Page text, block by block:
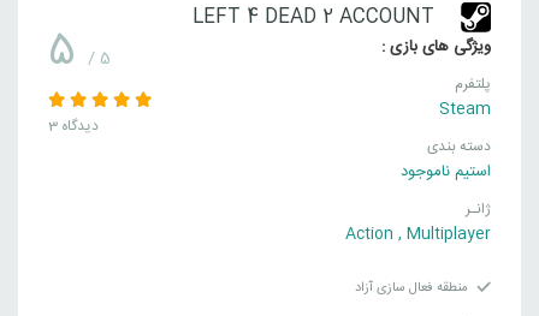
LEFT 4 DEAD 2 ACCOUNT
ویژگی های بازی :
پلتفرم
Steam
دسته بندی
استیم ناموجود
ژانـر
Action , Multiplayer
5 / 5
3 دیدگاه
منطقه فعال سازی آزاد